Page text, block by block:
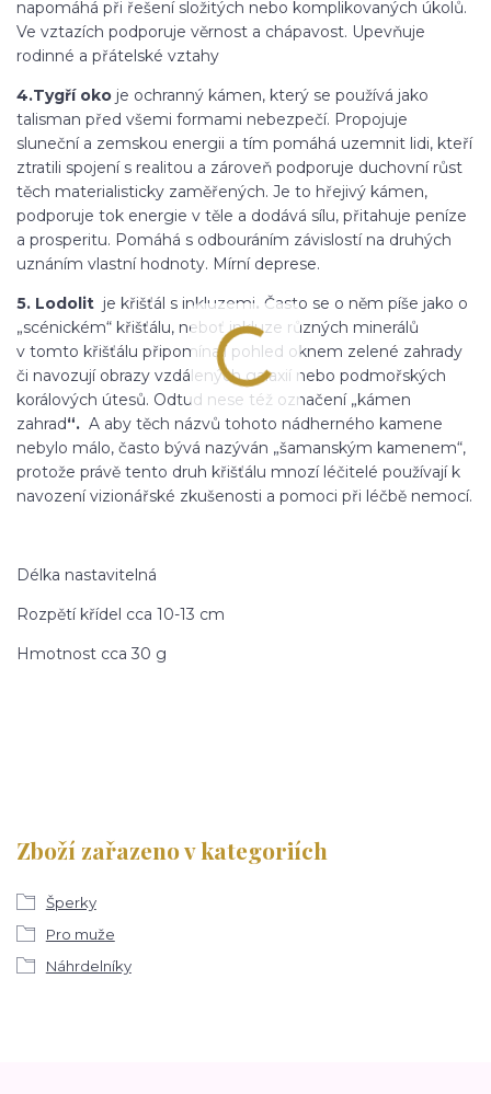
napomáhá při řešení složitých nebo komplikovaných úkolů.
Ve vztazích podporuje věrnost a chápavost. Upevňuje
rodinné a přátelské vztahy
4.Tygří oko je ochranný kámen, který se používá jako
talisman před všemi formami nebezpečí. Propojuje
sluneční a zemskou energii a tím pomáhá uzemnit lidi, kteří
ztratili spojení s realitou a zároveň podporuje duchovní růst
těch materialisticky zaměřených. Je to hřejivý kámen,
podporuje tok energie v těle a dodává sílu, přitahuje peníze
a prosperitu. Pomáhá s odbouráním závislostí na druhých
uznáním vlastní hodnoty. Mírní deprese.
5. Lodolit je křišťál s inkluzemi. Často se o něm píše jako o
„scénickém“ křišťálu, neboť inkluze různých minerálů
v tomto křišťálu připomínají pohled oknem zelené zahrady
či navozují obrazy vzdálených galaxií nebo podmořských
korálových útesů. Odtud nese též označení „kámen
zahrad“. A aby těch názvů tohoto nádherného kamene
nebylo málo, často bývá nazýván „šamanským kamenem“,
protože právě tento druh křišťálu mnozí léčitelé používají k
navození vizionářské zkušenosti a pomoci při léčbě nemocí.
Délka nastavitelná
Rozpětí křídel cca 10-13 cm
Hmotnost cca 30 g
Zboží zařazeno v kategoriích
Šperky
Pro muže
Náhrdelníky